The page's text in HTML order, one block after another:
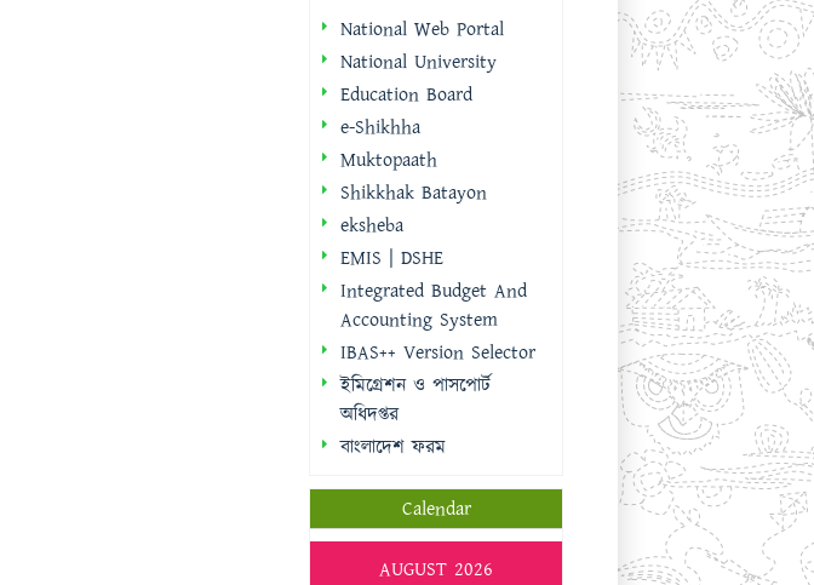
National Web Portal
National University
Education Board
e-Shikhha
Muktopaath
Shikkhak Batayon
eksheba
EMIS | DSHE
Integrated Budget And
Accounting System
IBAS++ Version Selector
ইমিগ্রেশন ও পাসপোর্ট
অধিদপ্তর
বাংলাদেশ ফরম
Calendar
AUGUST 2026